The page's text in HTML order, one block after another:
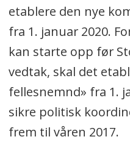
etablere den nye
fra 1. januar 2020.
kan starte opp før
vedtak, skal det
fellesnemnd» fra 1.
sikre politisk
frem til våren 2017.